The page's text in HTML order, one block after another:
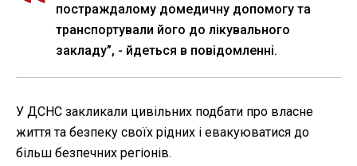
постраждалому домедичну допомогу та
транспортували його до лікувального
закладу”, - йдеться в повідомленні.
У ДСНС закликали цивільних подбати про власне
життя та безпеку своїх рідних і евакуюватися до
більш безпечних регіонів.